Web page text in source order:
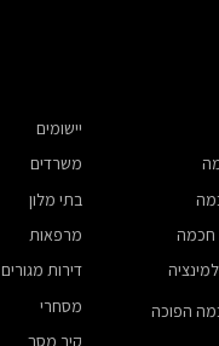
יישומים
משרדים
בתי מלון
מרפאות
דירות מגורים
מסחרי
חכמה
הפוכה